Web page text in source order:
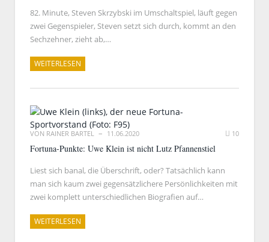
82. Minute, Steven Skrzybski im Umschaltspiel, läuft gegen
zwei Gegenspieler, Steven setzt sich durch, kommt an den
Sechzehner, zieht ab,…
WEITERLESEN
VON RAINER BARTEL 11.06.2020 10
Fortuna-Punkte: Uwe Klein ist nicht Lutz Pfannenstiel
Liest sich banal, die Überschrift, oder? Tatsächlich kann
man sich kaum zwei gegensätzlichere Persönlichkeiten mit
zwei komplett unterschiedlichen Biografien auf…
WEITERLESEN